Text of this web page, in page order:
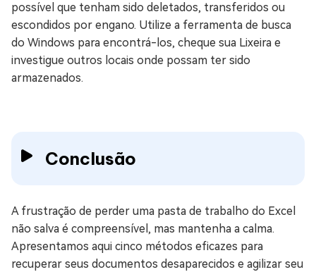
possível que tenham sido deletados, transferidos ou
escondidos por engano. Utilize a ferramenta de busca
do Windows para encontrá-los, cheque sua Lixeira e
investigue outros locais onde possam ter sido
armazenados.
Conclusão
A frustração de perder uma pasta de trabalho do Excel
não salva é compreensível, mas mantenha a calma.
Apresentamos aqui cinco métodos eficazes para
recuperar seus documentos desaparecidos e agilizar seu